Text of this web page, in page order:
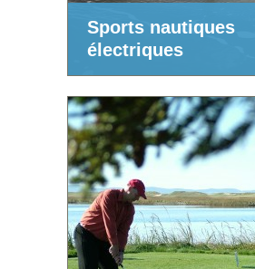
Sports nautiques
électriques